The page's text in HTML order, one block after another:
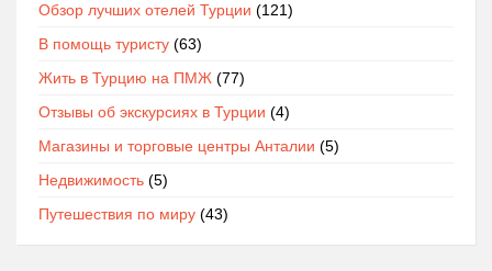
Обзор лучших отелей Турции (121)
В помощь туристу (63)
Жить в Турцию на ПМЖ (77)
Отзывы об экскурсиях в Турции (4)
Магазины и торговые центры Анталии (5)
Недвижимость (5)
Путешествия по миру (43)